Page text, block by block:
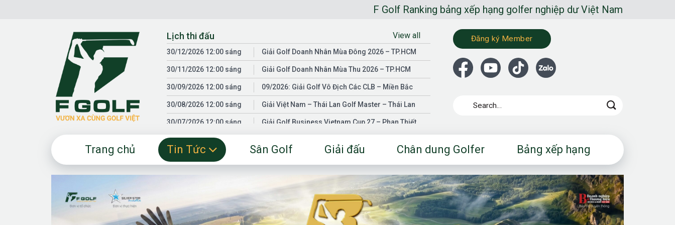
F Golf Ranking bảng xếp hạng golfer nghiệp dư Việt Nam
Lịch thi đấu View all
30/12/2026 12:00 sáng Giải Golf Doanh Nhân Mùa Đông 2026 – TP.HCM
30/11/2026 12:00 sáng Giải Golf Doanh Nhân Mùa Thu 2026 – TP.HCM
30/09/2026 12:00 sáng 09/2026: Giải Golf Vô Địch Các CLB – Miền Bắc
30/08/2026 12:00 sáng Giải Việt Nam – Thái Lan Golf Master – Thái Lan
30/07/2026 12:00 sáng Giải Golf Business Vietnam Cup 27 – Phan Thiết
30/06/2026 12:00 sáng
30/05/2026 12:00 sáng
30/01/2026 12:00 sáng
Fgolf Open Championship – Tây Ninh
18/04/2025 12:00 sáng Golf Business Vietnam Cup 25
Đăng ký Member
Trang chủ Tin Tức Sân Golf Giải đấu Chân dung Golfer Bảng xếp hạng